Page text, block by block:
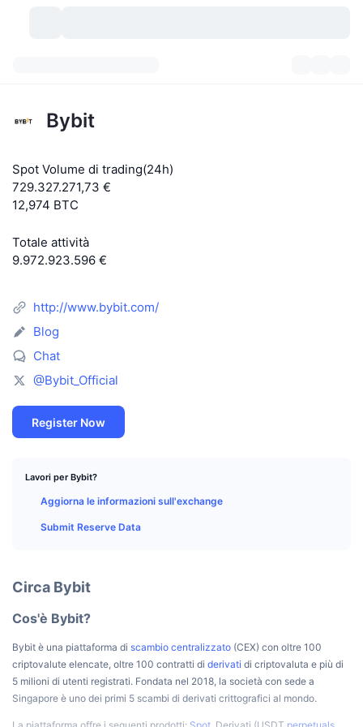
Classifica
Categorie
Istantanee storiche
Sblocchi di token
Risorse del mondo reale
Classifiche
Di tendenza
Nuove
Vincitori e perdenti
Sentiment della comunità
Classifica delle blockchain
Mercati di previsione
Mercati
Panoramica di mercato
Mercato Spot
N. di criptovalute
BNB Tesorerie
Indicatori
Indice stagionale altcoin
CoinMarketCap 20 Index
CoinMarketCap 100 Index
Flussi ETF
DexScan
Segnali New
Di tendenza
Nuovo
Explorer meme
Migliori trader
Scambi
Scambi centralizzati
Spot
Exchange decentralizzati
Spot
Derivati
Community
Feed
Live
Sentiment
API
API Crypto
API DEX
FAQ
CMC Hub Agenti
Prodotti
Convertitore
CMC Max
Pubblicizzare
Widget del sito
Bybit
Spot Volume di trading(24h)
729.327.271,73 €
12,974 BTC
Totale attività
9.972.923.596 €
http://www.bybit.com/
Blog
Chat
@Bybit_Official
Register Now
Lavori per Bybit?
Aggiorna le informazioni sull'exchange
Submit Reserve Data
Circa Bybit
Cos'è Bybit?
Bybit è una piattaforma di scambio centralizzato (CEX) con oltre 100
criptovalute elencate, oltre 100 contratti di derivati di criptovaluta e più di
5 milioni di utenti registrati. Fondata nel 2018, la società con sede a
Singapore è uno dei primi 5 scambi di derivati crittografici al mondo.